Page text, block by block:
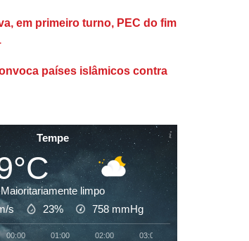
em primeiro turno, PEC do fim
países islâmicos contra
Tempe
Maioritariamente limpo
s
23% 758 mmHg
00:00 01:00 02:00 03:00